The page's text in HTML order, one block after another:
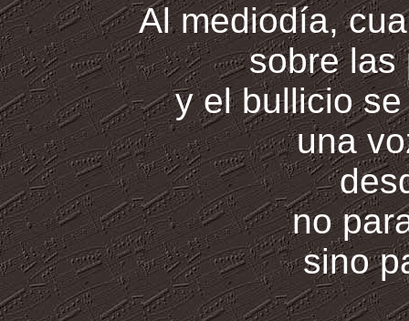
Al mediodía,
sobre las
y el bullicio
una
no
sino